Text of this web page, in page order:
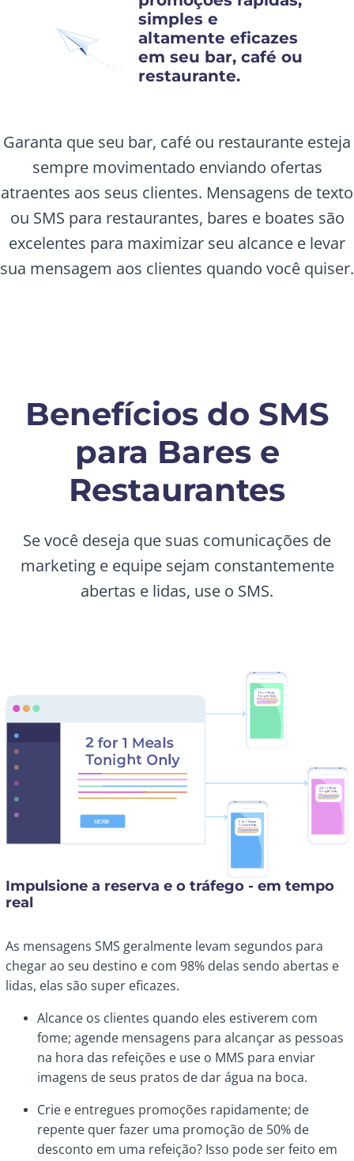
simples e
altamente eficazes
em seu bar, café ou
restaurante.
Garanta que seu bar, café ou restaurante esteja
sempre movimentado enviando ofertas
atraentes aos seus clientes. Mensagens de texto
ou SMS para restaurantes, bares e boates são
excelentes para maximizar seu alcance e levar
sua mensagem aos clientes quando você quiser.
Benefícios do SMS
para Bares e
Restaurantes
Se você deseja que suas comunicações de
marketing e equipe sejam constantemente
abertas e lidas, use o SMS.
Impulsione a reserva e o tráfego - em tempo
real
As mensagens SMS geralmente levam segundos para
chegar ao seu destino e com 98% delas sendo abertas e
lidas, elas são super eficazes.
Alcance os clientes quando eles estiverem com
fome; agende mensagens para alcançar as pessoas
na hora das refeições e use o MMS para enviar
imagens de seus pratos de dar água na boca.
Crie e entregues promoções rapidamente; de
repente quer fazer uma promoção de 50% de
desconto em uma refeição? Isso pode ser feito em